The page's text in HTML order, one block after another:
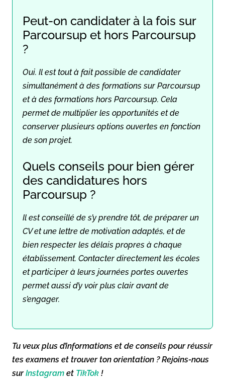
Peut-on candidater à la fois sur
Parcoursup et hors Parcoursup
?
Oui. Il est tout à fait possible de candidater
simultanément à des formations sur Parcoursup
et à des formations hors Parcoursup. Cela
permet de multiplier les opportunités et de
conserver plusieurs options ouvertes en fonction
de son projet.
Quels conseils pour bien gérer
des candidatures hors
Parcoursup ?
Il est conseillé de s’y prendre tôt, de préparer un
CV et une lettre de motivation adaptés, et de
bien respecter les délais propres à chaque
établissement. Contacter directement les écoles
et participer à leurs journées portes ouvertes
permet aussi d’y voir plus clair avant de
s’engager.
Tu veux plus d’informations et de conseils pour réussir
tes examens et trouver ton orientation ? Rejoins-nous
surInstagram et TikTok !